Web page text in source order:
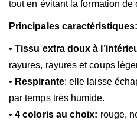
tout en évitant la formation de
Principales caractéristiques:
• Tissu extra doux à
rayures, rayures et coups
• Respirante: elle laisse
par temps très humide.
•4 coloris au choix: rouge,